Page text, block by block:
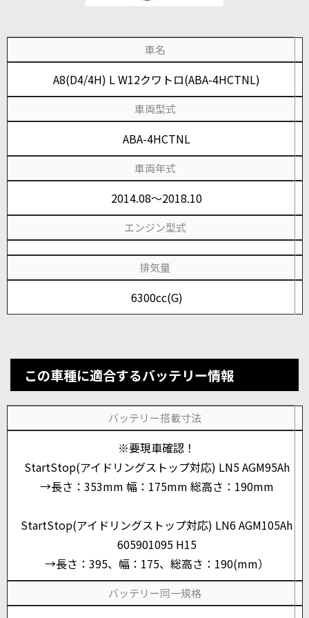
車名
A8(D4/4H) L W12クワトロ(ABA-4HCTNL)
車両型式
ABA-4HCTNL
車両年式
2014.08～2018.10
エンジン型式
排気量
6300cc(G)
この車種に適合するバッテリー情報
バッテリー搭載寸法
※要現車確認！
StartStop(アイドリングストップ対応) LN5 AGM95Ah
→長さ：353mm 幅：175mm 総高さ：190mm
StartStop(アイドリングストップ対応) LN6 AGM105Ah
605901095 H15
→長さ：395、幅：175、総高さ：190(mm）
バッテリー同一規格